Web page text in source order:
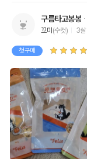
구름타고봉봉
꼬미 (수컷) 3살
첫구매